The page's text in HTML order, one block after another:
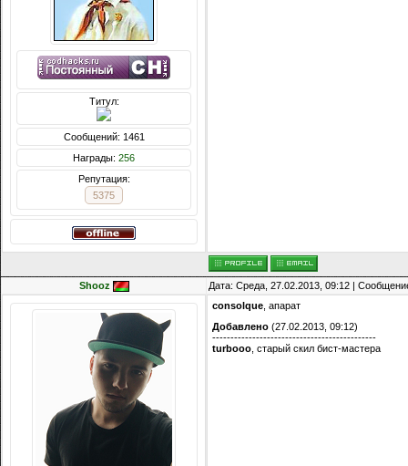
Титул:
Сообщений: 1461
Награды: 256
Репутация:
5375
Shooz Дата: Среда, 27.02.2013, 09:12 |
consolque , апарат
Добавлено (27.02.2013, 09:12)
---------------------------------------------
turbooo , старый скил бист-мастера